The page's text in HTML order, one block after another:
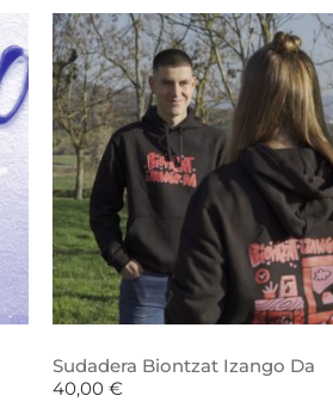
Sudadera Biontzat Izango Da
40,00 €